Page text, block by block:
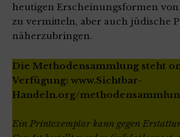
heutigen Erscheinungsformen
zu vermitteln, aber auch jüdische
näherzubringen.
Die Methodensammlung steht
Verfügung: www.Sichtbar-
Handeln.org/
Ein Printexemplar kann gegen